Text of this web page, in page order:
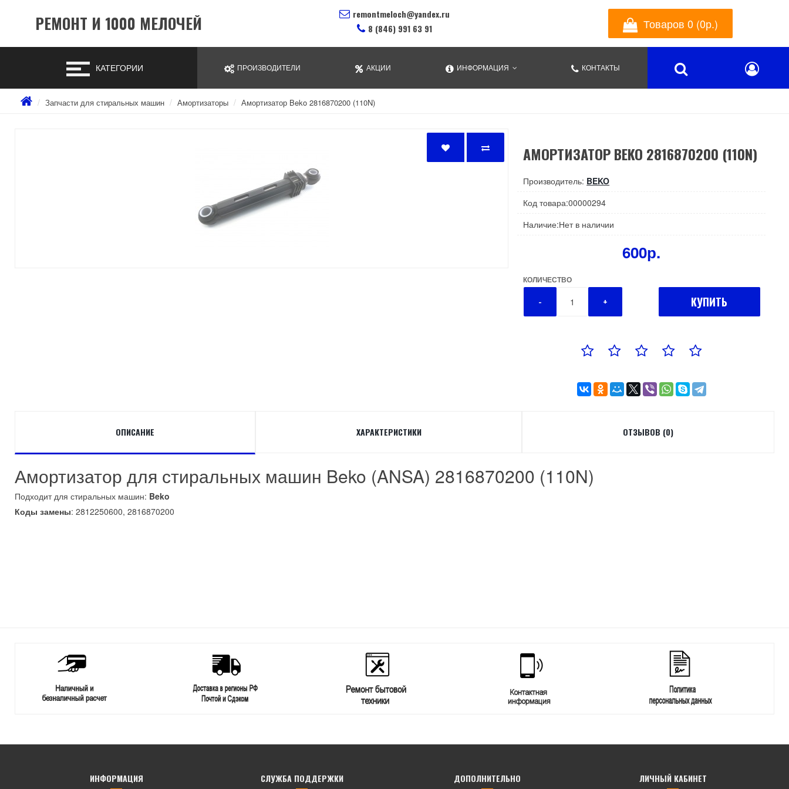
РЕМОНТ И 1000 МЕЛОЧЕЙ
remontmeloch@yandex.ru
8 (846) 991 63 91
Товаров 0 (0р.)
КАТЕГОРИИ ПРОИЗВОДИТЕЛИ АКЦИИ ИНФОРМАЦИЯ КОНТАКТЫ
Запчасти для стиральных машин Амортизаторы Амортизатор Beko 2816870200 (110N)
АМОРТИЗАТОР BEKO 2816870200 (110N)
Производитель: BEKO
Код товара:00000294
Наличие:Нет в наличии
600р.
КОЛИЧЕСТВО
- + КУПИТЬ
ОПИСАНИЕ ХАРАКТЕРИСТИКИ ОТЗЫВОВ (0)
Амортизатор для стиральных машин Beko (ANSA) 2816870200 (110N)
Подходит для стиральных машин: Beko
Коды замены: 2812250600, 2816870200
ИНФОРМАЦИЯ СЛУЖБА ПОДДЕРЖКИ ДОПОЛНИТЕЛЬНО ЛИЧНЫЙ КАБИНЕТ